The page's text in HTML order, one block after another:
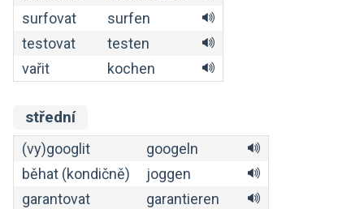
surfovat
surfen
testovat
testen
vařit
kochen
střední
(vy)googlit
googeln
běhat (kondičně)
joggen
garantovat
garantieren